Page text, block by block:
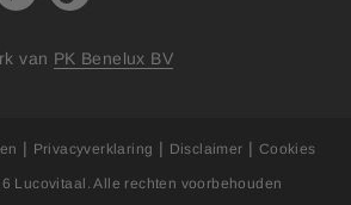
van PK Benelux BV
Lucovitaal . Alle rechten voorbehouden
| Privacyverklaring | Disclaimer | Cookies